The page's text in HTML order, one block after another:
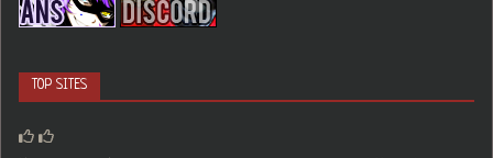
TOP SITES